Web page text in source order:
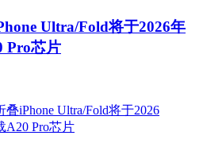
Ultra/Fold将于2026年
Pro芯片